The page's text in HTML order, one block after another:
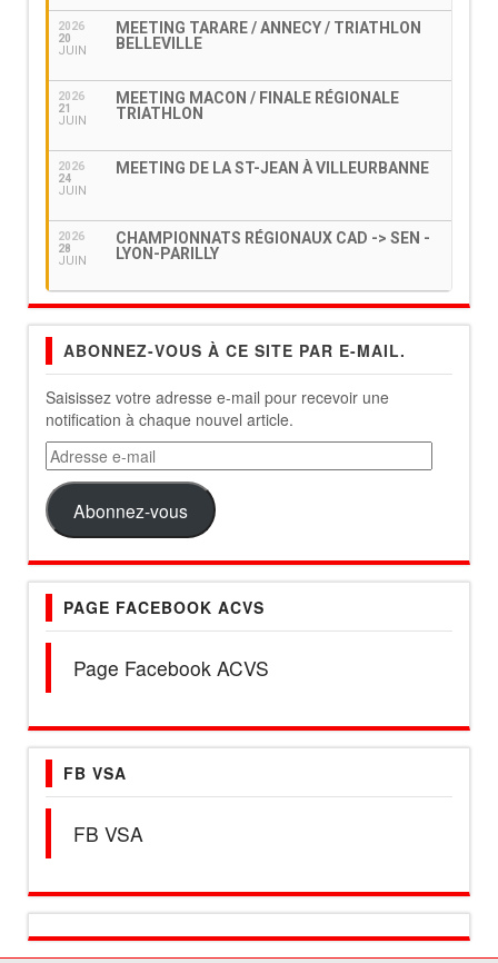
2026
20
JUIN
MEETING TARARE / ANNECY / TRIATHLON
BELLEVILLE
2026
21
JUIN
MEETING MACON / FINALE RÉGIONALE
TRIATHLON
2026
24
JUIN
MEETING DE LA ST-JEAN À VILLEURBANNE
2026
28
JUIN
CHAMPIONNATS RÉGIONAUX CAD -> SEN -
LYON-PARILLY
ABONNEZ-VOUS À CE SITE PAR E-MAIL.
Saisissez votre adresse e-mail pour recevoir une
notification à chaque nouvel article.
Adresse
e-
mail
Abonnez-vous
PAGE FACEBOOK ACVS
Page Facebook ACVS
FB VSA
FB VSA